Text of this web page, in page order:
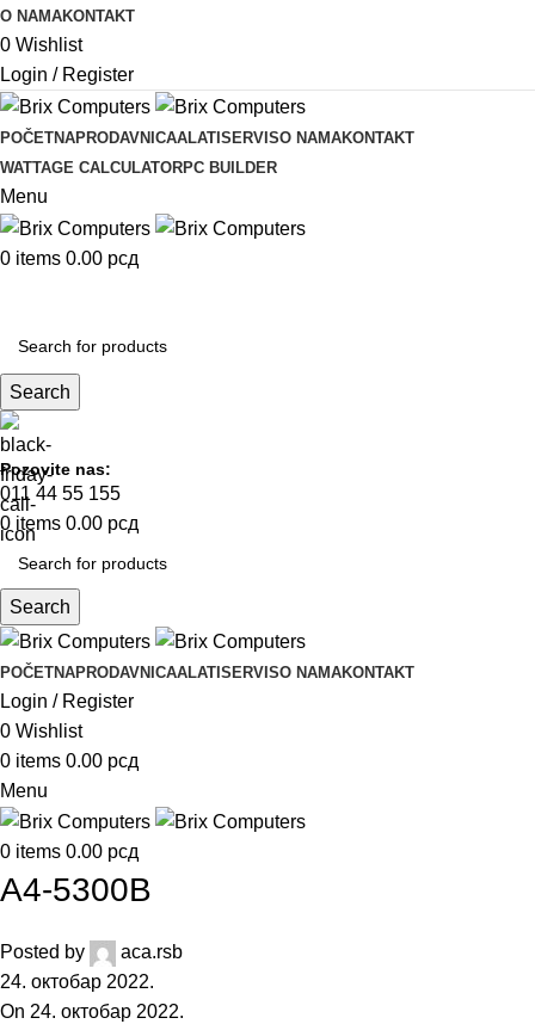
O NAMAKONTAKT
0 Wishlist
Login / Register
POČETNAPRODAVNICAALATI SERVISO NAMAKONTAKT
WATTAGE CALCULATORPC BUILDER
Menu
0 items 0.00 рсд
Search
Pozovite nas:
011 44 55 155
0 items 0.00 рсд
Search
POČETNAPRODAVNICAALATI SERVISO NAMAKONTAKT
Login / Register
0 Wishlist
0 items 0.00 рсд
Menu
0 items 0.00 рсд
A4-5300B
Posted by
aca.rsb
24. октобар 2022.
On 24. октобар 2022.